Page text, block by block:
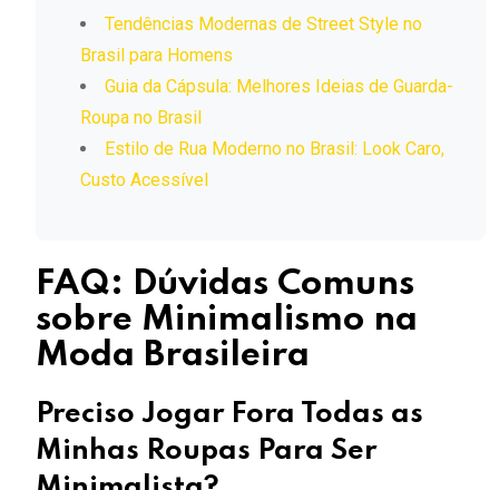
Tendências Modernas de Street Style no
Brasil para Homens
Guia da Cápsula: Melhores Ideias de Guarda-
Roupa no Brasil
Estilo de Rua Moderno no Brasil: Look Caro,
Custo Acessível
FAQ: Dúvidas Comuns
sobre Minimalismo na
Moda Brasileira
Preciso Jogar Fora Todas as
Minhas Roupas Para Ser